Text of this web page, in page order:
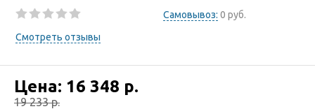
Самовывоз: 0 руб.
Смотреть отзывы
Цена: 16 348 р.
19 233р.